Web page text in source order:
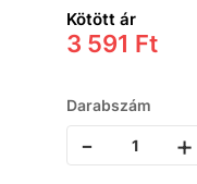
Kötött ár
3 591 Ft
Darabszám
- +